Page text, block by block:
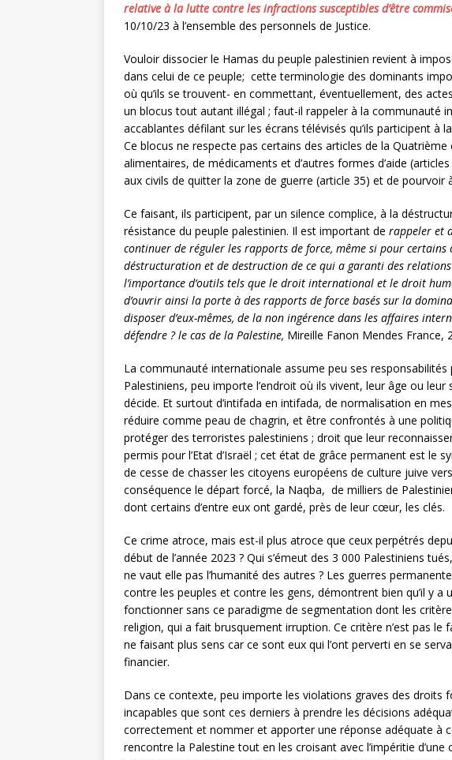
relative à la lutte contre les infractions susceptibles d’être
10/10/23 à l’ensemble des personnels de Justice.
Vouloir dissocier le Hamas du peuple palestinien revient à
dans celui de ce peuple; cette terminologie des dominants
où qu’ils se trouvent- en commettant, éventuellement, des
un blocus tout autant illégal ; faut-il rappeler à la communauté
accablantes défilant sur les écrans télévisés qu’ils participent à
Ce blocus ne respecte pas certains des articles de la
alimentaires, de médicaments et d’autres formes d’aide
aux civils de quitter la zone de guerre (article 35) et de pourvoir
Ce faisant, ils participent, par un silence complice, à la
résistance du peuple palestinien. Il est important de rappeler et
continuer de réguler les rapports de force, même si pour
déstructuration et de destruction de ce qui a garanti des
l’importance d’outils tels que le droit international et le droit
d’ouvrir ainsi la porte à des rapports de force basés sur la
disposer d’eux-mêmes, de la non ingérence dans les affaires
défendre ? le cas de la Palestine, Mireille Fanon Mendes France,
La communauté internationale assume peu ses
Palestiniens, peu importe l’endroit où ils vivent, leur âge ou
décide. Et surtout d’intifada en intifada, de normalisation en
réduire comme peau de chagrin, et être confrontés à une
protéger des terroristes palestiniens ; droit que leur
permis pour l’Etat d’Israël ; cet état de grâce permanent est le
de cesse de chasser les citoyens européens de culture juive
conséquence le départ forcé, la Naqba, de milliers de
dont certains d’entre eux ont gardé, près de leur cœur, les clés.
Ce crime atroce, mais est-il plus atroce que ceux perpétrés
début de l’année 2023 ? Qui s’émeut des 3 000 Palestiniens
ne vaut elle pas l’humanité des autres ? Les guerres
contre les peuples et contre les gens, démontrent bien qu’il y
fonctionner sans ce paradigme de segmentation dont les
religion, qui a fait brusquement irruption. Ce critère n’est pas
ne faisant plus sens car ce sont eux qui l’ont perverti en se
financier.
Dans ce contexte, peu importe les violations graves des droits
incapables que sont ces derniers à prendre les décisions
correctement et nommer et apporter une réponse adéquate à
rencontre la Palestine tout en les croisant avec l’impéritie